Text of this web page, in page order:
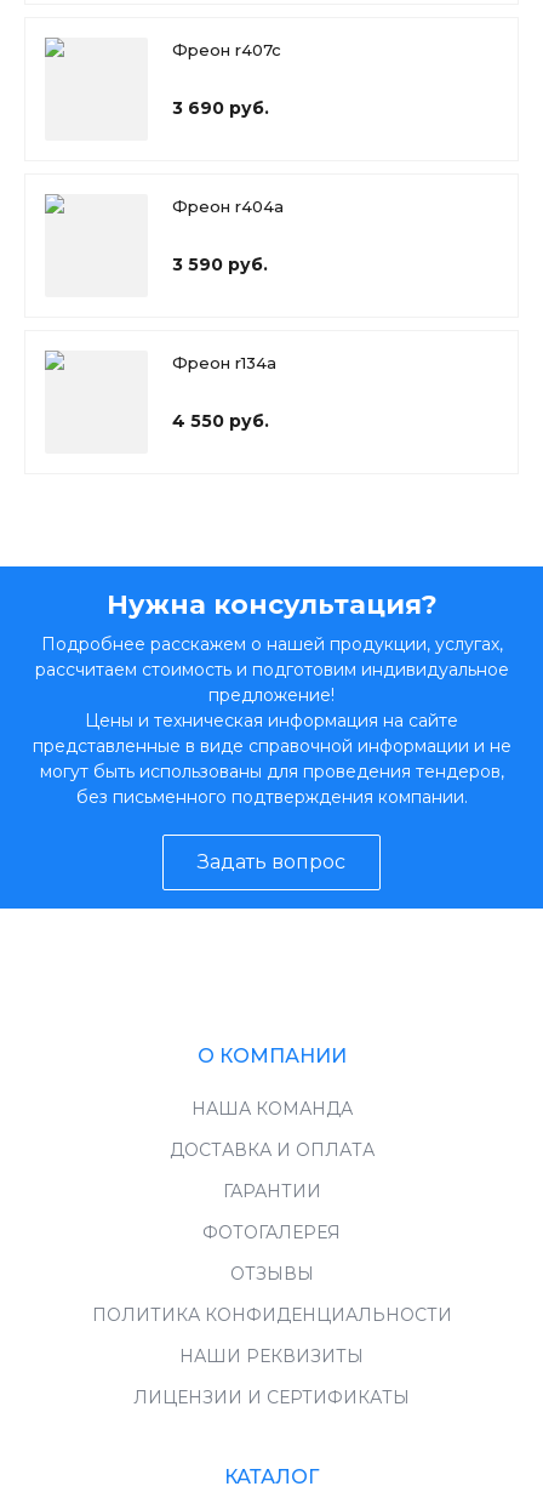
Фреон r407c
3 690 руб.
Фреон r404a
3 590 руб.
Фреон r134a
4 550 руб.
Нужна консультация?
Подробнее расскажем о нашей продукции, услугах,
рассчитаем стоимость и подготовим индивидуальное
предложение!
Цены и техническая информация на сайте
представленные в виде справочной информации и не
могут быть использованы для проведения тендеров,
без письменного подтверждения компании.
Задать вопрос
О КОМПАНИИ
НАША КОМАНДА
ДОСТАВКА И ОПЛАТА
ГАРАНТИИ
ФОТОГАЛЕРЕЯ
ОТЗЫВЫ
ПОЛИТИКА КОНФИДЕНЦИАЛЬНОСТИ
НАШИ РЕКВИЗИТЫ
ЛИЦЕНЗИИ И СЕРТИФИКАТЫ
КАТАЛОГ